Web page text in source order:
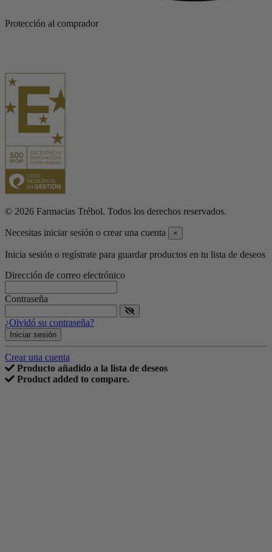
Protección al comprador
© 2026 Farmacias Trébol. Todos los derechos reservados.
Necesitas iniciar sesión o crear una cuenta ×
Inicia sesión o regístrate para guardar productos en tu lista de deseos
Dirección de correo electrónico
Contraseña
¿Olvidó su contraseña?
Iniciar sesión
Crear una cuenta
Producto añadido a la lista de deseos
Product added to compare.